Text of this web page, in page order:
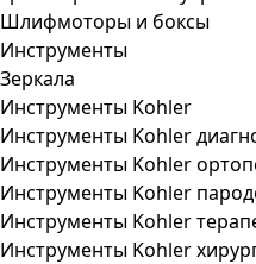
Шлифмоторы и боксы
Инструменты
Зеркала
Инструменты Kohler
Инструменты Kohler
Инструменты Kohler
Инструменты Kohler
Инструменты Kohler
Инструменты Kohler